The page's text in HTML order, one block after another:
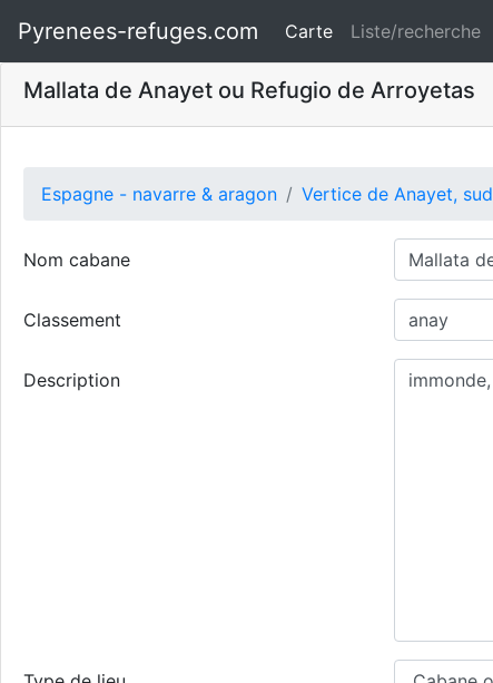
Pyrenees-refuges.com Carte Liste/recherche
Mallata de Anayet ou Refugio de Arroyetas
Espagne - navarre & aragon Vertice de Anayet, sud
Nom cabane
Classement
Description